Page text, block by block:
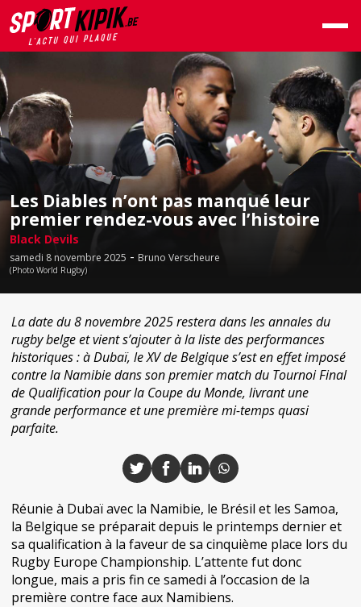
Les Diables n’ont pas manqué leur
premier rendez-vous avec l’histoire
Black Devils
samedi 8 novembre 2025 - Bruno Verscheure
(Photo World Rugby)
La date du 8 novembre 2025 restera dans les annales du
rugby belge et vient s’ajouter à la liste des performances
historiques : à Dubaï, le XV de Belgique s’est en effet imposé
contre la Namibie dans son premier match du Tournoi Final
de Qualification pour la Coupe du Monde, livrant une
grande performance et une première mi-temps quasi
parfaite.
Réunie à Dubaï avec la Namibie, le Brésil et les Samoa,
la Belgique se préparait depuis le printemps dernier et
sa qualification à la faveur de sa cinquième place lors du
Rugby Europe Championship. L’attente fut donc
longue, mais a pris fin ce samedi à l’occasion de la
première contre face aux Namibiens.